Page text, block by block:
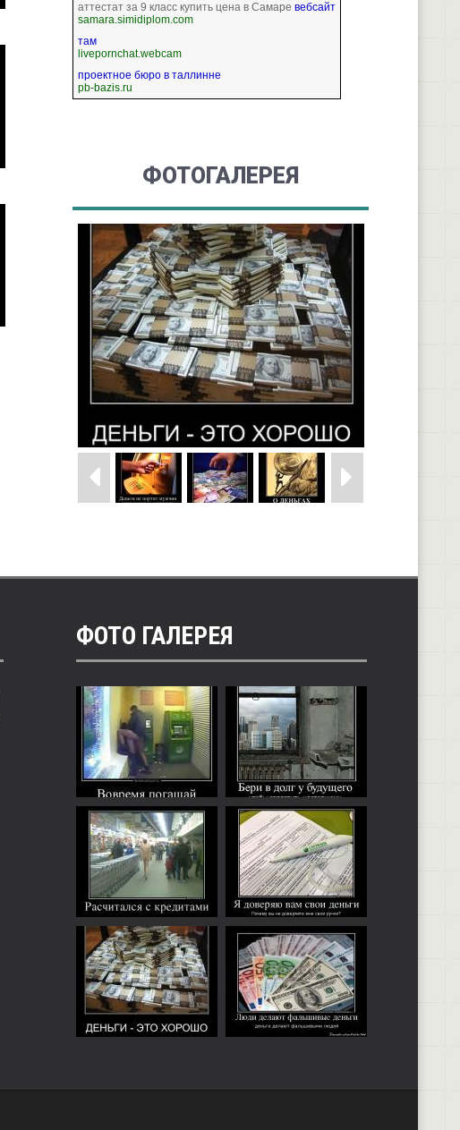
аттестат за 9 класс купить цена в Самаревебсайт
samara.simidiplom.com
там
livepornchat.webcam
проектное бюро в таллинне
pb-bazis.ru
ФОТОГАЛЕРЕЯ
ФОТО ГАЛЕРЕЯ